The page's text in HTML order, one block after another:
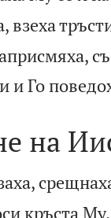
взеха
и Го
на
кръста Му.